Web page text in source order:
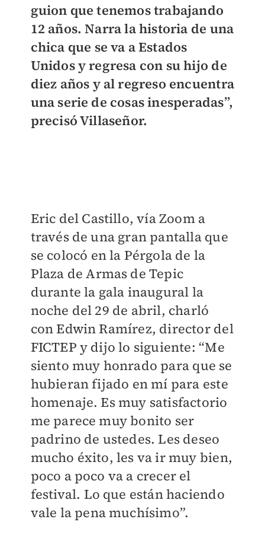
guion que tenemos trabajando
12 años. Narra la historia de una
chica que se va a Estados
Unidos y regresa con su hijo de
diez años y al regreso encuentra
una serie de cosas inesperadas”,
precisó Villaseñor.
Eric del Castillo, vía Zoom a
través de una gran pantalla que
se colocó en la Pérgola de la
Plaza de Armas de Tepic
durante la gala inaugural la
noche del 29 de abril, charló
con Edwin Ramírez, director del
FICTEP y dijo lo siguiente: “Me
siento muy honrado para que se
hubieran fijado en mí para este
homenaje. Es muy satisfactorio
me parece muy bonito ser
padrino de ustedes. Les deseo
mucho éxito, les va ir muy bien,
poco a poco va a crecer el
festival. Lo que están haciendo
vale la pena muchísimo”.